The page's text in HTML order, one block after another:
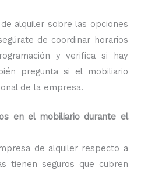
alquiler sobre las opciones
de coordinar horarios
y verifica si hay
pregunta si el mobiliario
de la empresa.
en el mobiliario durante el
de alquiler respecto a
tienen seguros que cubren